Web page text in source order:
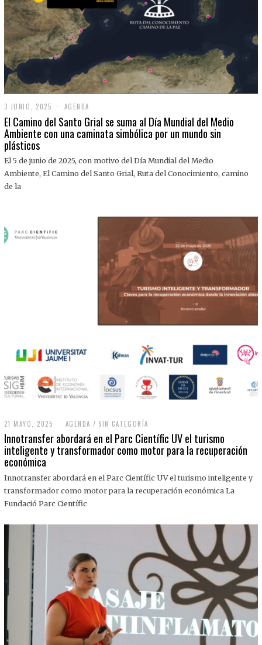
3 JUNIO, 2025
J
U
N
,
0
AGENDA
El Camino del Santo Grial se suma al Día Mundial del Medio
Ambiente con una caminata simbólica por un mundo sin
plásticos
El 5 de junio de 2025, con motivo del Día Mundial del Medio
Ambiente, El Camino del Santo Grial, Ruta del Conocimiento, camino
de la
21 MAYO, 2025
M
A
Y
,
0
2
AGENDA / SIN CATEGORÍA
Innotransfer abordará en el Parc Científic UV el turismo
inteligente y transformador como motor para la recuperación
económica
Innotransfer abordará en el Parc Científic UV el turismo inteligente y
transformador como motor para la recuperación económica La
Fundació Parc Científic